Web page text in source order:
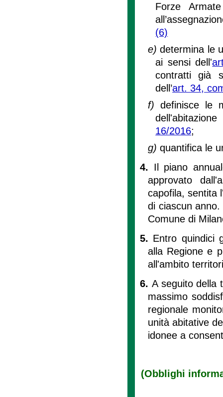
Forze
(6)
e)determina le
ai sensi dell'
contratti già
dell’art. 34,
f) definisce le
16/2016;
g) quantifica le
4. Il piano
approvato
capofila, sentita
di ciascun
Comune di
5. Entro quindici
alla Regione e
all'ambito
6. A seguito della
massimo
regionale
unità abitative
idonee a
(Obblighi